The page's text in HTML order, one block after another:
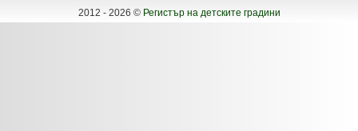
2012 - 2026 © Регистър на детските градини